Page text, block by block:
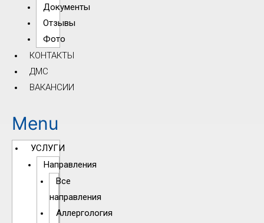
Документы
Отзывы
Фото
КОНТАКТЫ
ДМС
ВАКАНСИИ
Menu
УСЛУГИ
Направления
Все
направления
Аллергология